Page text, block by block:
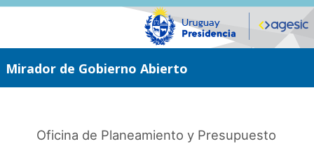
Saltar
Mirador de Gobierno Abierto
Oficina de Planeamiento y Presupuesto